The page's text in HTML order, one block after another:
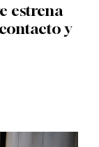
estrena
y